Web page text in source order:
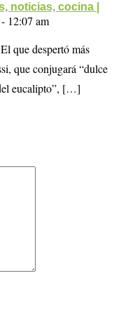
noticias, cocina |
12:07 am
que despertó más
que conjugará “dulce
eucalipto”, […]